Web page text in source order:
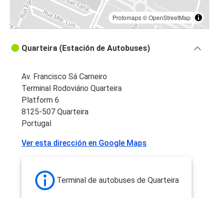
Protomaps©OpenStreetMap
Quarteira (Estación de Autobuses)
Av. Francisco Sá Carneiro
Terminal Rodoviário Quarteira
Platform 6
8125-507 Quarteira
Portugal
Ver esta dirección en Google Maps
Terminal de autobuses de Quarteira